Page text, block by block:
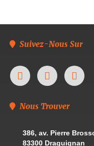
Suivez-Nous Sur
Nous Trouver
386, av. Pierre
83300 Draguignan